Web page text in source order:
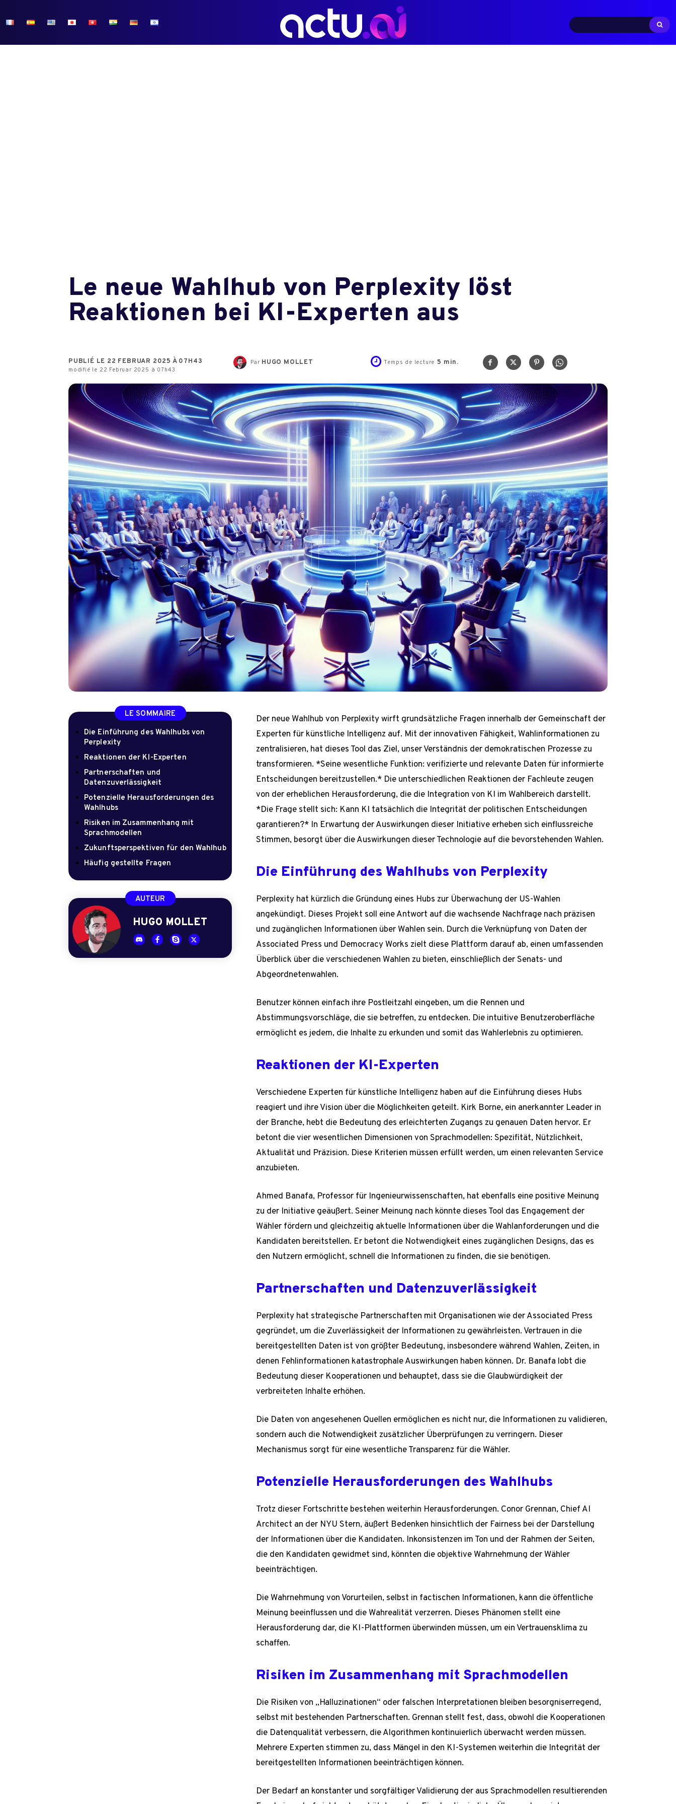
Le neue Wahlhub von Perplexity löst
Reaktionen bei KI-Experten aus
PUBLIÉ LE 22 FEBRUAR 2025 À 07H43
modifié le 22 Februar 2025 à 07h43
Par HUGO MOLLET Temps de lecture 5 min.
LE SOMMAIRE
Die Einführung des Wahlhubs von
Perplexity
Reaktionen der KI-Experten
Partnerschaften und
Datenzuverlässigkeit
Potenzielle Herausforderungen des
Wahlhubs
Risiken im Zusammenhang mit
Sprachmodellen
Zukunftsperspektiven für den Wahlhub
Häufig gestellte Fragen
AUTEUR
HUGO MOLLET
Der neue Wahlhub von Perplexity wirft grundsätzliche Fragen innerhalb der Gemeinschaft der
Experten für künstliche Intelligenz auf. Mit der innovativen Fähigkeit, Wahlinformationen zu
zentralisieren, hat dieses Tool das Ziel, unser Verständnis der demokratischen Prozesse zu
transformieren. *Seine wesentliche Funktion: verifizierte und relevante Daten für informierte
Entscheidungen bereitzustellen.* Die unterschiedlichen Reaktionen der Fachleute zeugen
von der erheblichen Herausforderung, die die Integration von KI im Wahlbereich darstellt.
*Die Frage stellt sich: Kann KI tatsächlich die Integrität der politischen Entscheidungen
garantieren?* In Erwartung der Auswirkungen dieser Initiative erheben sich einflussreiche
Stimmen, besorgt über die Auswirkungen dieser Technologie auf die bevorstehenden Wahlen.
Die Einführung des Wahlhubs von Perplexity
Perplexity hat kürzlich die Gründung eines Hubs zur Überwachung der US-Wahlen
angekündigt. Dieses Projekt soll eine Antwort auf die wachsende Nachfrage nach präzisen
und zugänglichen Informationen über Wahlen sein. Durch die Verknüpfung von Daten der
Associated Press und Democracy Works zielt diese Plattform darauf ab, einen umfassenden
Überblick über die verschiedenen Wahlen zu bieten, einschließlich der Senats- und
Abgeordnetenwahlen.
Benutzer können einfach ihre Postleitzahl eingeben, um die Rennen und
Abstimmungsvorschläge, die sie betreffen, zu entdecken. Die intuitive Benutzeroberfläche
ermöglicht es jedem, die Inhalte zu erkunden und somit das Wahlerlebnis zu optimieren.
Reaktionen der KI-Experten
Verschiedene Experten für künstliche Intelligenz haben auf die Einführung dieses Hubs
reagiert und ihre Vision über die Möglichkeiten geteilt. Kirk Borne, ein anerkannter Leader in
der Branche, hebt die Bedeutung des erleichterten Zugangs zu genauen Daten hervor. Er
betont die vier wesentlichen Dimensionen von Sprachmodellen: Spezifität, Nützlichkeit,
Aktualität und Präzision. Diese Kriterien müssen erfüllt werden, um einen relevanten Service
anzubieten.
Ahmed Banafa, Professor für Ingenieurwissenschaften, hat ebenfalls eine positive Meinung
zu der Initiative geäußert. Seiner Meinung nach könnte dieses Tool das Engagement der
Wähler fördern und gleichzeitig aktuelle Informationen über die Wahlanforderungen und die
Kandidaten bereitstellen. Er betont die Notwendigkeit eines zugänglichen Designs, das es
den Nutzern ermöglicht, schnell die Informationen zu finden, die sie benötigen.
Partnerschaften und Datenzuverlässigkeit
Perplexity hat strategische Partnerschaften mit Organisationen wie der Associated Press
gegründet, um die Zuverlässigkeit der Informationen zu gewährleisten. Vertrauen in die
bereitgestellten Daten ist von größter Bedeutung, insbesondere während Wahlen, Zeiten, in
denen Fehlinformationen katastrophale Auswirkungen haben können. Dr. Banafa lobt die
Bedeutung dieser Kooperationen und behauptet, dass sie die Glaubwürdigkeit der
verbreiteten Inhalte erhöhen.
Die Daten von angesehenen Quellen ermöglichen es nicht nur, die Informationen zu validieren,
sondern auch die Notwendigkeit zusätzlicher Überprüfungen zu verringern. Dieser
Mechanismus sorgt für eine wesentliche Transparenz für die Wähler.
Potenzielle Herausforderungen des Wahlhubs
Trotz dieser Fortschritte bestehen weiterhin Herausforderungen. Conor Grennan, Chief AI
Architect an der NYU Stern, äußert Bedenken hinsichtlich der Fairness bei der Darstellung
der Informationen über die Kandidaten. Inkonsistenzen im Ton und der Rahmen der Seiten,
die den Kandidaten gewidmet sind, könnten die objektive Wahrnehmung der Wähler
beeinträchtigen.
Die Wahrnehmung von Vorurteilen, selbst in factischen Informationen, kann die öffentliche
Meinung beeinflussen und die Wahrealität verzerren. Dieses Phänomen stellt eine
Herausforderung dar, die KI-Plattformen überwinden müssen, um ein Vertrauensklima zu
schaffen.
Risiken im Zusammenhang mit Sprachmodellen
Die Risiken von „Halluzinationen“ oder falschen Interpretationen bleiben besorgniserregend,
selbst mit bestehenden Partnerschaften. Grennan stellt fest, dass, obwohl die Kooperationen
die Datenqualität verbessern, die Algorithmen kontinuierlich überwacht werden müssen.
Mehrere Experten stimmen zu, dass Mängel in den KI-Systemen weiterhin die Integrität der
bereitgestellten Informationen beeinträchtigen können.
Der Bedarf an konstanter und sorgfältiger Validierung der aus Sprachmodellen resultierenden